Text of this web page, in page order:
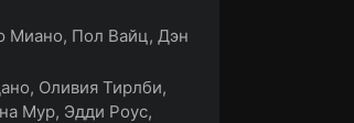
Миано, Пол Вайц, Дэн
Оливия Тирлби,
Мур, Эдди Роус,